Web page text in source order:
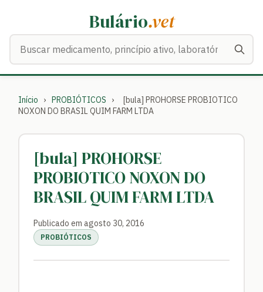
Bulário.vet
Início › PROBIÓTICOS ›
[bula] PROHORSE PROBIOTICO
NOXON DO BRASIL QUIM FARM LTDA
[bula] PROHORSE
PROBIOTICO NOXON DO
BRASIL QUIM FARM LTDA
Publicado em agosto 30, 2016
PROBIÓTICOS